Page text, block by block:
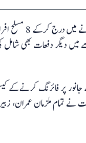
دیگر دفعات بھی شامل